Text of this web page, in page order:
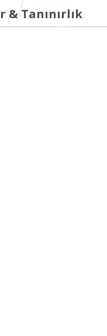
& Tanınırlık